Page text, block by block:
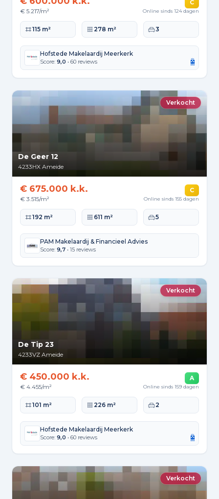
€ 5.217/m²
C
Online sinds 124 dagen
Woonoppervlakte
115 m² Perceeloppervlakte
278 m² Slaapkamers
3
Hofstede Makelaardij Meerkerk
Score: 9,0 • 60 reviews
Verkocht
De Geer 12
4233HX Ameide
€ 675.000 k.k.
€ 3.515/m²
C
Online sinds 155 dagen
Woonoppervlakte
192 m² Perceeloppervlakte
611 m² Slaapkamers
5
PAM Makelaardij & Financieel Advies
Score: 9,7 • 15 reviews
Verkocht
De Tip 23
4233VZ Ameide
€ 450.000 k.k.
€ 4.455/m²
A
Online sinds 159 dagen
Woonoppervlakte
101 m² Perceeloppervlakte
226 m² Slaapkamers
2
Hofstede Makelaardij Meerkerk
Score: 9,0 • 60 reviews
Verkocht